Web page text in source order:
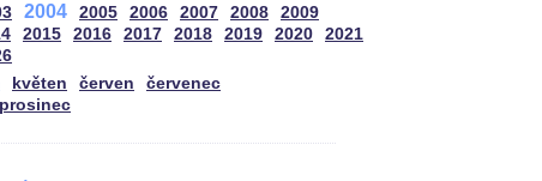
2004 2005 2006 2007 2008
2009
2015 2016 2017 2018 2019 2020
2021
květen červen
červenec
prosinec